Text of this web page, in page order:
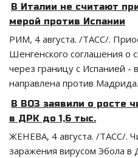
В Италии не считают
мерой против Испании
РИМ, 4 августа. /ТАСС/.
Шенгенского соглашения о
через границу с Испанией -
направлена против Мадрида.
В ВОЗ заявили о росте
в ДРК до 1,6 тыс.
ЖЕНЕВА, 4 августа. /ТАСС/.
заражения вирусом Эбола в